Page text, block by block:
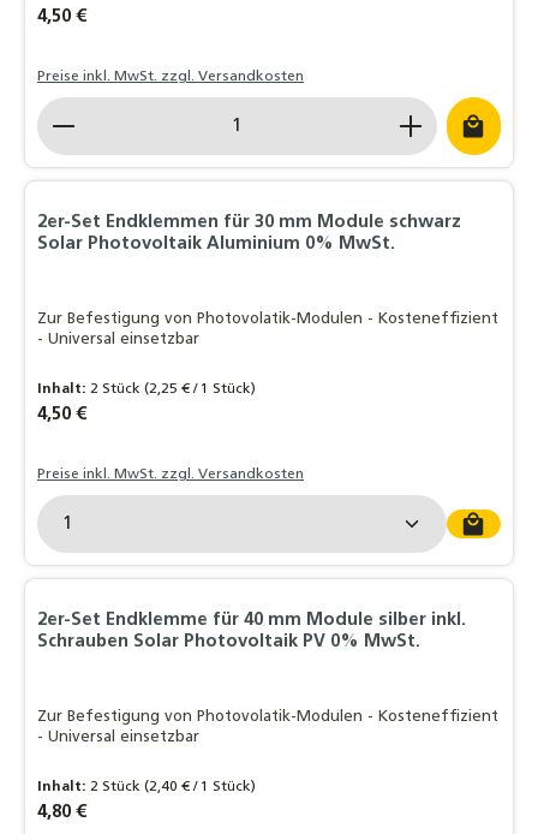
Regulärer Preis:
4,50 €
Preise inkl. MwSt. zzgl. Versandkosten
Produkt Anzahl: Gib den gewünschten Wert
2er-Set Endklemmen für 30 mm Module schwarz
Solar Photovoltaik Aluminium 0% MwSt.
Zur Befestigung von Photovolatik-Modulen - Kosteneffizient
- Universal einsetzbar
Inhalt:2 Stück(2,25 € / 1 Stück)
Regulärer Preis:
4,50 €
Preise inkl. MwSt. zzgl. Versandkosten
Produkt Anzahl: Gib den gewünschten Wert
2er-Set Endklemme für 40 mm Module silber inkl.
Schrauben Solar Photovoltaik PV 0% MwSt.
Zur Befestigung von Photovolatik-Modulen - Kosteneffizient
- Universal einsetzbar
Inhalt:2 Stück(2,40 € / 1 Stück)
Regulärer Preis:
4,80 €